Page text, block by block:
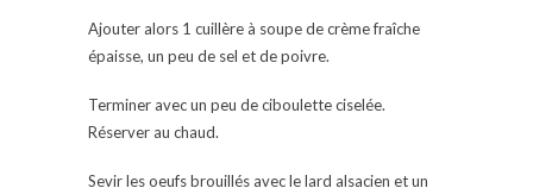
Ajouter alors 1 cuillère à soupe de crème fraîche
épaisse, un peu de sel et de poivre.
Terminer avec un peu de ciboulette ciselée.
Réserver au chaud.
Sevir les oeufs brouillés avec le lard alsacien et un